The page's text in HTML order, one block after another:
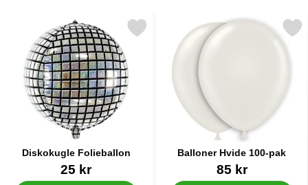
Diskokugle Folieballon
Varenr 2043625 kr
Markér diskokugle Folieballon som favorit
Balloner Hvide 100-pak
85 kr
Markér balloner Hvide